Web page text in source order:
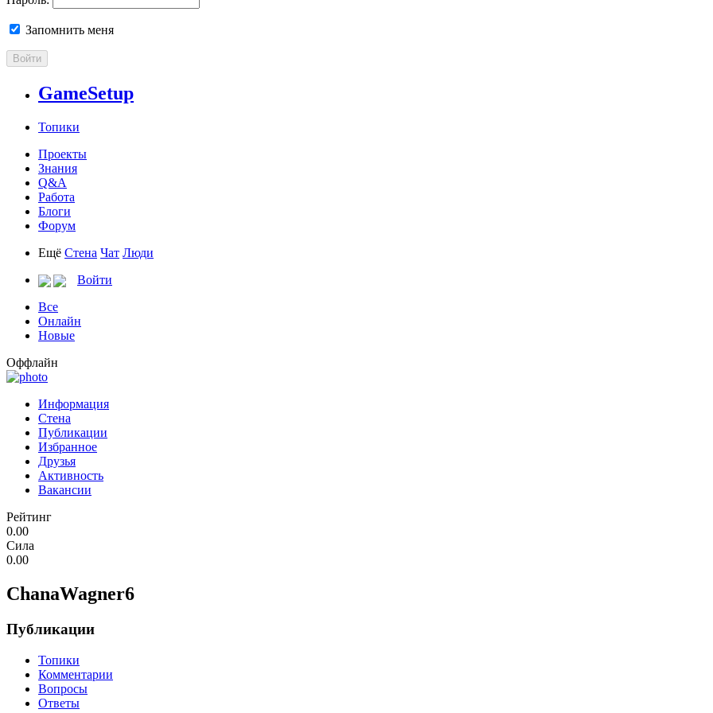
Запомнить меня
Войти
GameSetup
Топики
Проекты
Знания
Q&A
Работа
Блоги
Форум
Ещё Стена Чат Люди
Войти
Все
Онлайн
Новые
Оффлайн
Информация
Стена
Публикации
Избранное
Друзья
Активность
Вакансии
Рейтинг
0.00
Сила
0.00
ChanaWagner6
Публикации
Топики
Комментарии
Вопросы
Ответы